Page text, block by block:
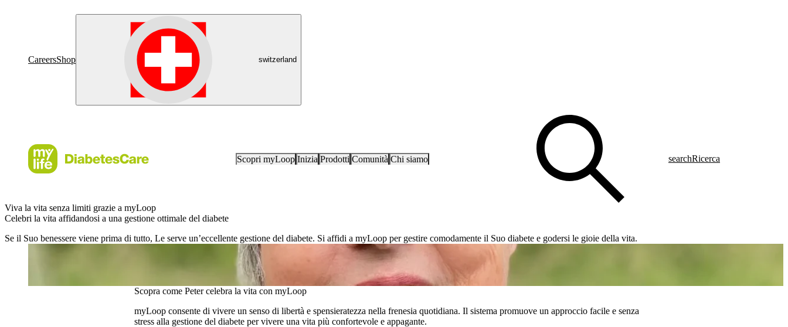
CareersShop switzerland
Scopri myLoop Inizia Prodotti Comunità Chi siamo searchRicerca
Viva la vita senza limiti grazie a myLoop
Celebri la vita affidandosi a una gestione ottimale del diabete
Se il Suo benessere viene prima di tutto, Le serve un’eccellente gestione del diabete. Si affidi a myLoop per gestire comodamente il Suo diabete e godersi le gioie della vita.
‘‘L’uso di myLoop non è una scienza missilistica e offre numerosi miglioramenti e benefici. Bisogna
avere il coraggio di provare.’’
Susanne, diagnosi nel 2000
Leggere la storia di Susanne
Scopra come Peter celebra la vita con myLoop
myLoop consente di vivere un senso di libertà e spensieratezza nella frenesia quotidiana. Il sistema promuove un approccio facile e senza
stress alla gestione del diabete per vivere una vita più confortevole e appagante.